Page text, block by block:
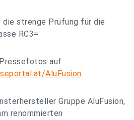
die strenge Prüfung für die
RC3=
auf
AluFusion
Gruppe AluFusion,
renommierten